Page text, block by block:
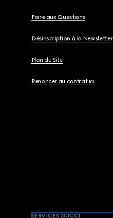
Foire aux Questions
Désinscription à la Newsletter
Plan du Site
Renoncer au contrat ici
SERVICES GUCCI